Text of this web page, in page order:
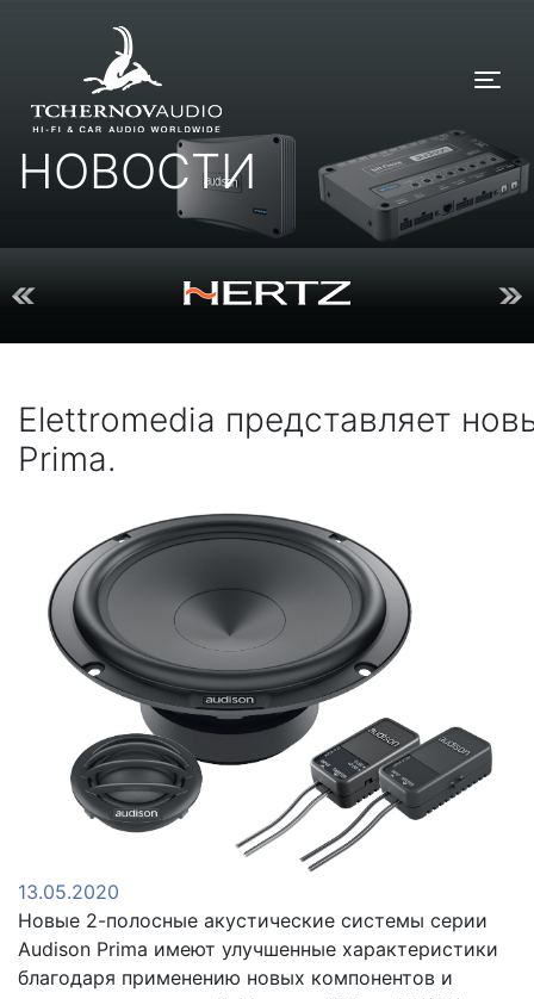
НОВОСТИ
Elettromedia представляет
Prima.
13.05.2020
Новые 2-полосные акустические системы серии
Audison Prima имеют улучшенные характеристики
благодаря применению новых компонентов и